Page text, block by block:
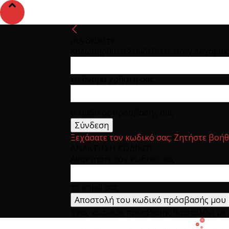
Ξεχάσατε τον κωδικό σας; Ζητήστε